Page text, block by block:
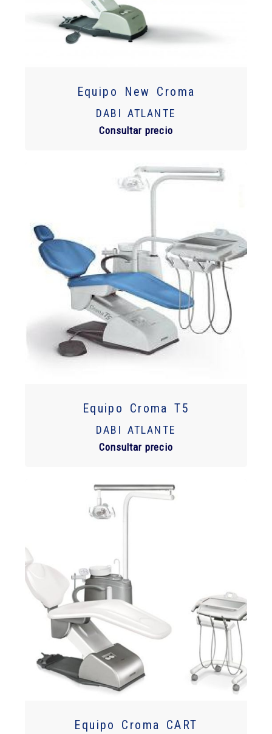
Equipo New Croma
DABI ATLANTE
Consultar precio
Equipo Croma T5
DABI ATLANTE
Consultar precio
Equipo Croma CART